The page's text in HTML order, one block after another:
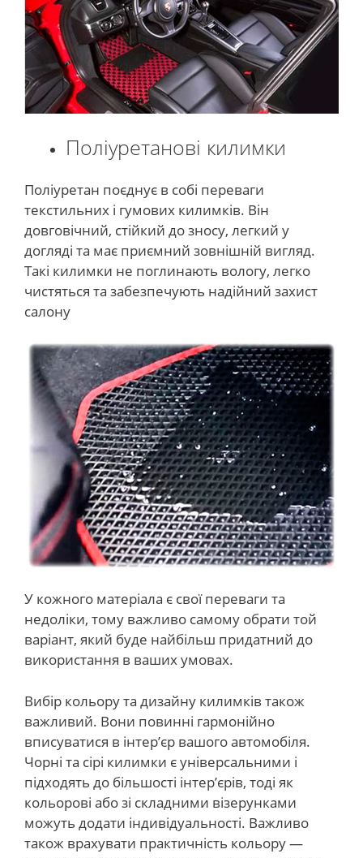
Поліуретанові килимки
Поліуретан поєднує в собі переваги
текстильних і гумових килимків. Він
довговічний, стійкий до зносу, легкий у
догляді та має приємний зовнішній вигляд.
Такі килимки не поглинають вологу, легко
чистяться та забезпечують надійний захист
салону
У кожного матеріала є свої переваги та
недоліки, тому важливо самому обрати той
варіант, який буде найбільш придатний до
використання в ваших умовах.
Вибір кольору та дизайну килимків також
важливий. Вони повинні гармонійно
вписуватися в інтер’єр вашого автомобіля.
Чорні та сірі килимки є універсальними і
підходять до більшості інтер’єрів, тоді як
кольорові або зі складними візерунками
можуть додати індивідуальності. Важливо
також врахувати практичність кольору —